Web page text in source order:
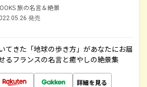
旅の名言＆絶景
発売
てきた「地球の歩き方」があなたにお届
るフランスの名言と癒やしの絶景集
詳細を見る